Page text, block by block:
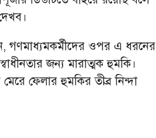
গণমাধ্যমকর্মীদের ওপর এ ধরনের
জন্য মারাত্মক হুমকি।
ফেলার হুমকির তীব্র নিন্দা